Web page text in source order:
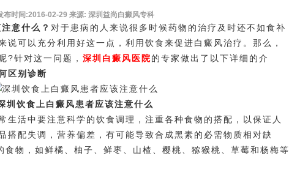
布时间:2016-02-29 来源: 深圳益尚白癜风专科
意什么？ 对于患病的人来说很多时候药物的治疗及时还不如食补
说可以充分利用好这一点，利用饮食来促进白癜风治疗。那么，
?针对这一问题， 深圳白癜风医院的专家做出了以下详细的介
区别诊断
圳饮食上白癜风患者应该注意什么
活中要注意科学的饮食调理，注重各种食物的搭配，以保证人
搭配失调，营养偏差，有可能导致合成黑素的必需物质相对缺
食物，如鲜橘、柚子、鲜枣、山楂、樱桃、猕猴桃、草莓和杨梅等